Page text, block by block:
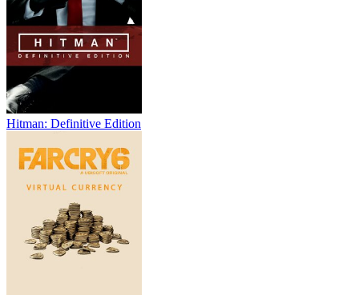
Hitman: Definitive Edition